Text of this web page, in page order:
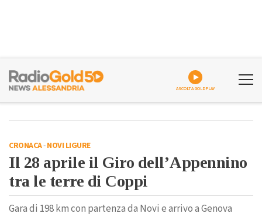
ASCOLTA GOLDPLAY
CRONACA-NOVI LIGURE
Il 28 aprile il Giro dell’Appennino
tra le terre di Coppi
Gara di 198 km con partenza da Novi e arrivo a Genova